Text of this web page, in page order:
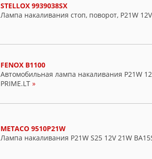
STELLOX 9939038SX
Лампа накаливания cтоп, поворот, P21W
FENOX B1100
Автомобильная лампа накаливания P21W
PRIME.LT »
METACO 9510P21W
Лампа накаливания P21W S25 12V 21W